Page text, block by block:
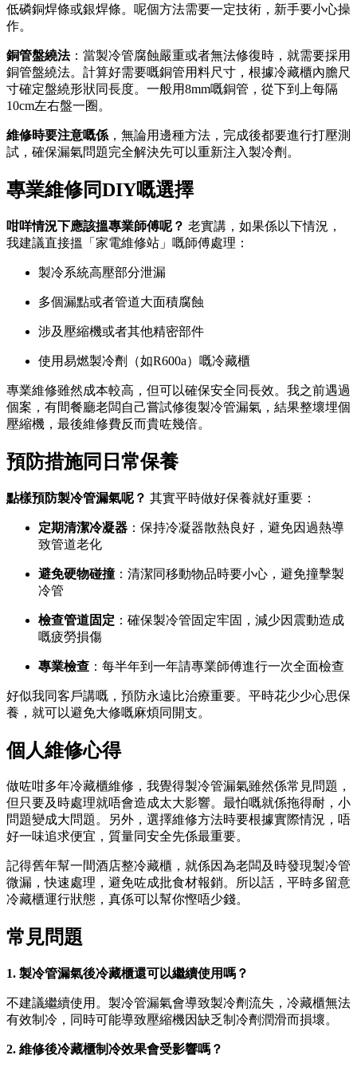
低磷銅焊條或銀焊條。呢個方法需要一定技術，新手要小心操
作。
銅管盤繞法：當製冷管腐蝕嚴重或者無法修復時，就需要採用
銅管盤繞法。計算好需要嘅銅管用料尺寸，根據冷藏櫃內膽尺
寸確定盤繞形狀同長度。一般用8mm嘅銅管，從下到上每隔
10cm左右盤一圈。
維修時要注意嘅係 ，無論用邊種方法，完成後都要進行打壓測
試，確保漏氣問題完全解決先可以重新注入製冷劑。
專業維修同DIY嘅選擇
咁咩情況下應該搵專業師傅呢？ ​ 老實講，如果係以下情況，
我建議直接搵「家電維修站」嘅師傅處理：
製冷系統高壓部分泄漏
多個漏點或者管道大面積腐蝕
涉及壓縮機或者其他精密部件
使用易燃製冷劑（如R600a）嘅冷藏櫃
專業維修雖然成本較高，但可以確保安全同長效。我之前遇過
個案，有間餐廳老闆自己嘗試修復製冷管漏氣，結果整壞埋個
壓縮機，最後維修費反而貴咗幾倍。
預防措施同日常保養
點樣預防製冷管漏氣呢？ ​ 其實平時做好保養就好重要：
定期清潔冷凝器 ：保持冷凝器散熱良好，避免因過熱導
致管道老化
避免硬物碰撞 ：清潔同移動物品時要小心，避免撞擊製
冷管
檢查管道固定 ：確保製冷管固定牢固，減少因震動造成
嘅疲勞損傷
專業檢查 ：每半年到一年請專業師傅進行一次全面檢查
好似我同客戶講嘅，預防永遠比治療重要。平時花少少心思保
養，就可以避免大修嘅麻煩同開支。
個人維修心得
做咗咁多年冷藏櫃維修，我覺得製冷管漏氣雖然係常見問題，
但只要及時處理就唔會造成太大影響。最怕嘅就係拖得耐，小
問題變成大問題。另外，選擇維修方法時要根據實際情況，唔
好一味追求便宜，質量同安全先係最重要。
記得舊年幫一間酒店整冷藏櫃，就係因為老闆及時發現製冷管
微漏，快速處理，避免咗成批食材報銷。所以話，平時多留意
冷藏櫃運行狀態，真係可以幫你慳唔少錢。
常見問題
1. 製冷管漏氣後冷藏櫃還可以繼續使用嗎？
不建議繼續使用。製冷管漏氣會導致製冷劑流失，冷藏櫃無法
有效制冷，同時可能導致壓縮機因缺乏制冷劑潤滑而損壞。
2. 維修後冷藏櫃制冷效果會受影響嗎？